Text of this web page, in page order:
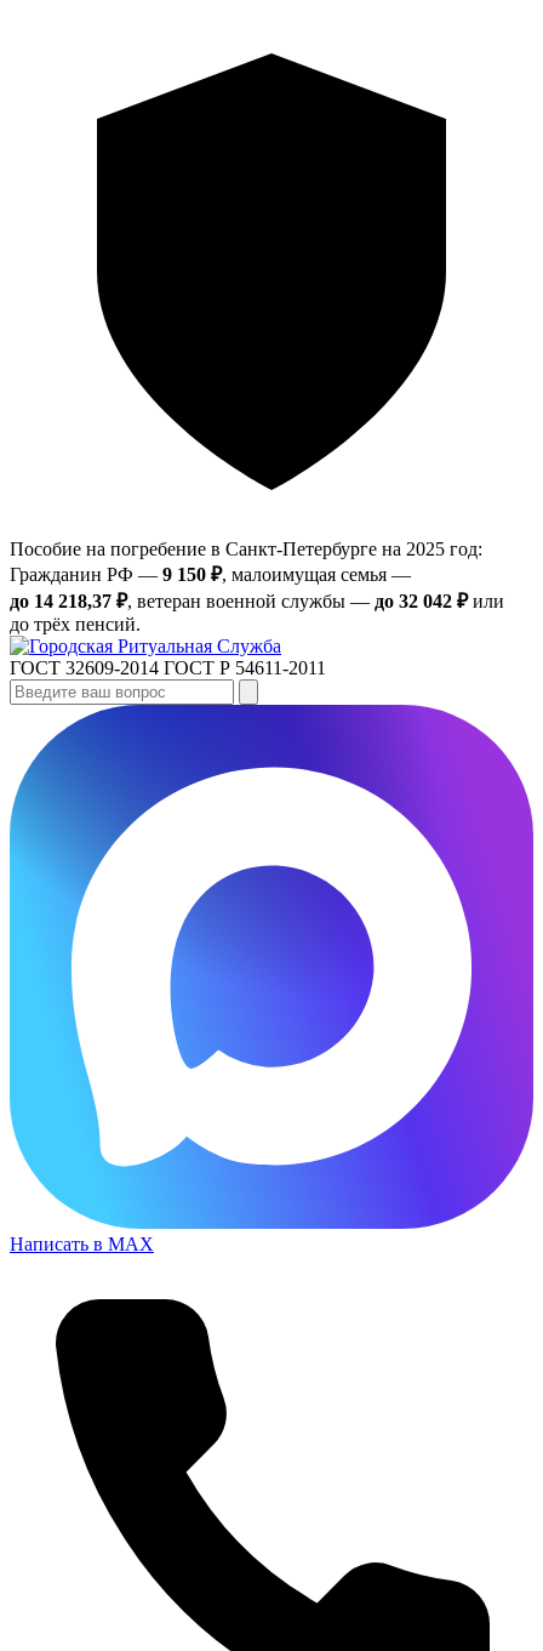
Пособие на погребение в Санкт‑Петербурге на 2025 год:
Гражданин РФ — 9 150 ₽, малоимущая семья —
до 14 218,37 ₽, ветеран военной службы — до 32 042 ₽или
до трёх пенсий.
ГОСТ 32609-2014 ГОСТ Р 54611-2011
Написать в MAX